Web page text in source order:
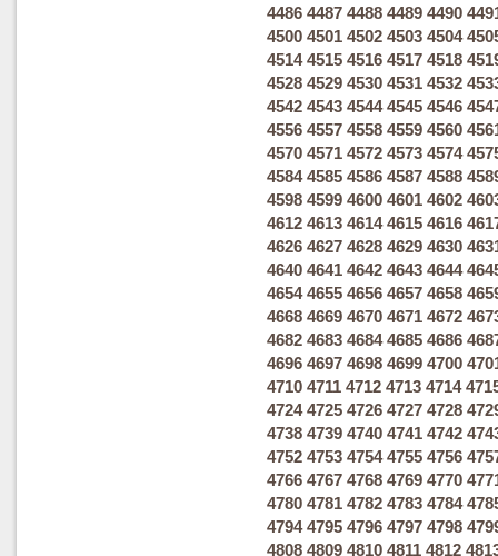
4486 4487 4488 4489 4490
4500 4501 4502 4503 4504
4514 4515 4516 4517 4518
4528 4529 4530 4531 4532
4542 4543 4544 4545 4546
4556 4557 4558 4559 4560
4570 4571 4572 4573 4574
4584 4585 4586 4587 4588
4598 4599 4600 4601 4602
4612 4613 4614 4615 4616
4626 4627 4628 4629 4630
4640 4641 4642 4643 4644
4654 4655 4656 4657 4658
4668 4669 4670 4671 4672
4682 4683 4684 4685 4686
4696 4697 4698 4699 4700
4710 4711 4712 4713 4714
4724 4725 4726 4727 4728
4738 4739 4740 4741 4742
4752 4753 4754 4755 4756
4766 4767 4768 4769 4770
4780 4781 4782 4783 4784
4794 4795 4796 4797 4798
4808 4809 4810 4811 4812